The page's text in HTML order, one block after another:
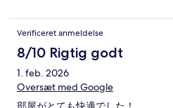
Verificeret anmeldelse
8/10 Rigtig godt
1. feb. 2026
Oversæt med Google